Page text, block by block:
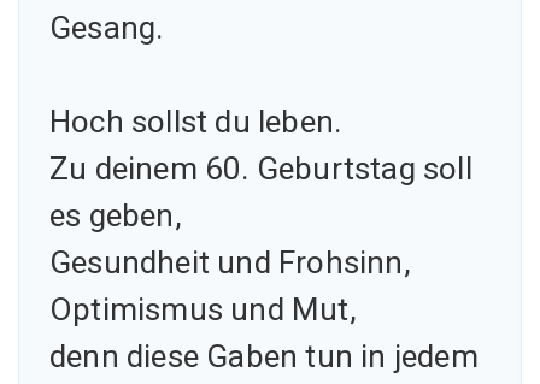
Gesang.
Hoch sollst du leben.
Zu deinem 60. Geburtstag soll
es geben,
Gesundheit und Frohsinn,
Optimismus und Mut,
denn diese Gaben tun in jedem